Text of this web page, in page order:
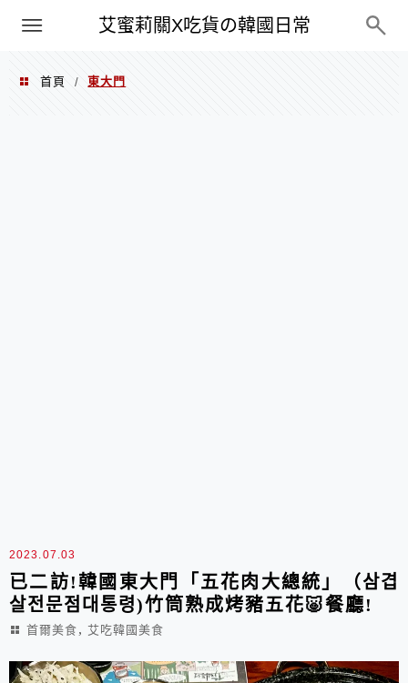
艾蜜莉關X吃貨の韓國日常
PXN
首頁 / 東大門
2023.07.03
已二訪!韓國東大門「五花肉大總統」（삼겹
살전문점대통령)竹筒熟成烤豬五花🐷餐廳!
首爾美食 , 艾吃韓國美食